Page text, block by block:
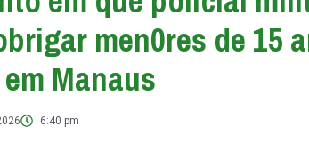
men0res de 15
Manaus
6:40 pm